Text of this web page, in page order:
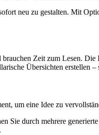
neu zu gestalten. Mit
Zeit zum Lesen. Die
Übersichten erstellen
um eine Idee zu
Sie durch mehrere